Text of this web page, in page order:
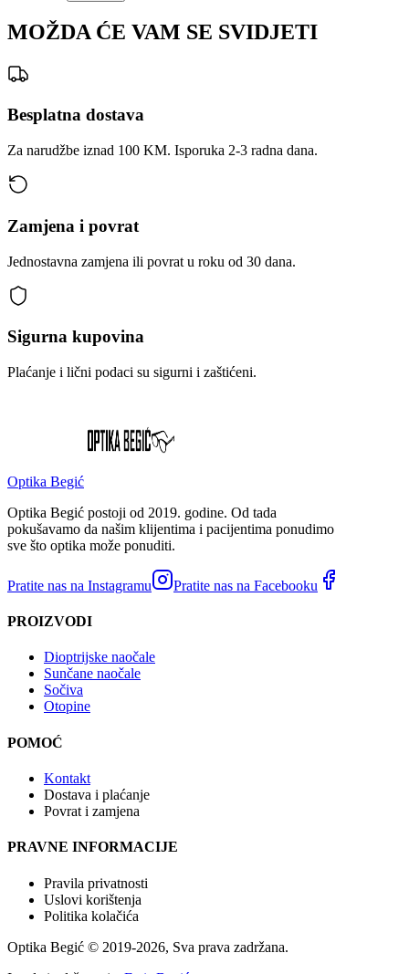
MOŽDA ĆE VAM SE SVIDJETI
Besplatna dostava
Za narudžbe iznad 100 KM. Isporuka 2-3 radna dana.
Zamjena i povrat
Jednostavna zamjena ili povrat u roku od 30 dana.
Sigurna kupovina
Plaćanje i lični podaci su sigurni i zaštićeni.
Optika Begić
Optika Begić postoji od 2019. godine. Od tada
pokušavamo da našim klijentima i pacijentima ponudimo
sve što optika može ponuditi.
Pratite nas na Instagramu Pratite nas na Facebooku
PROIZVODI
Dioptrijske naočale
Sunčane naočale
Sočiva
Otopine
POMOĆ
Kontakt
Dostava i plaćanje
Povrat i zamjena
PRAVNE INFORMACIJE
Pravila privatnosti
Uslovi korištenja
Politika kolačića
Optika Begić © 2019-2026, Sva prava zadržana.